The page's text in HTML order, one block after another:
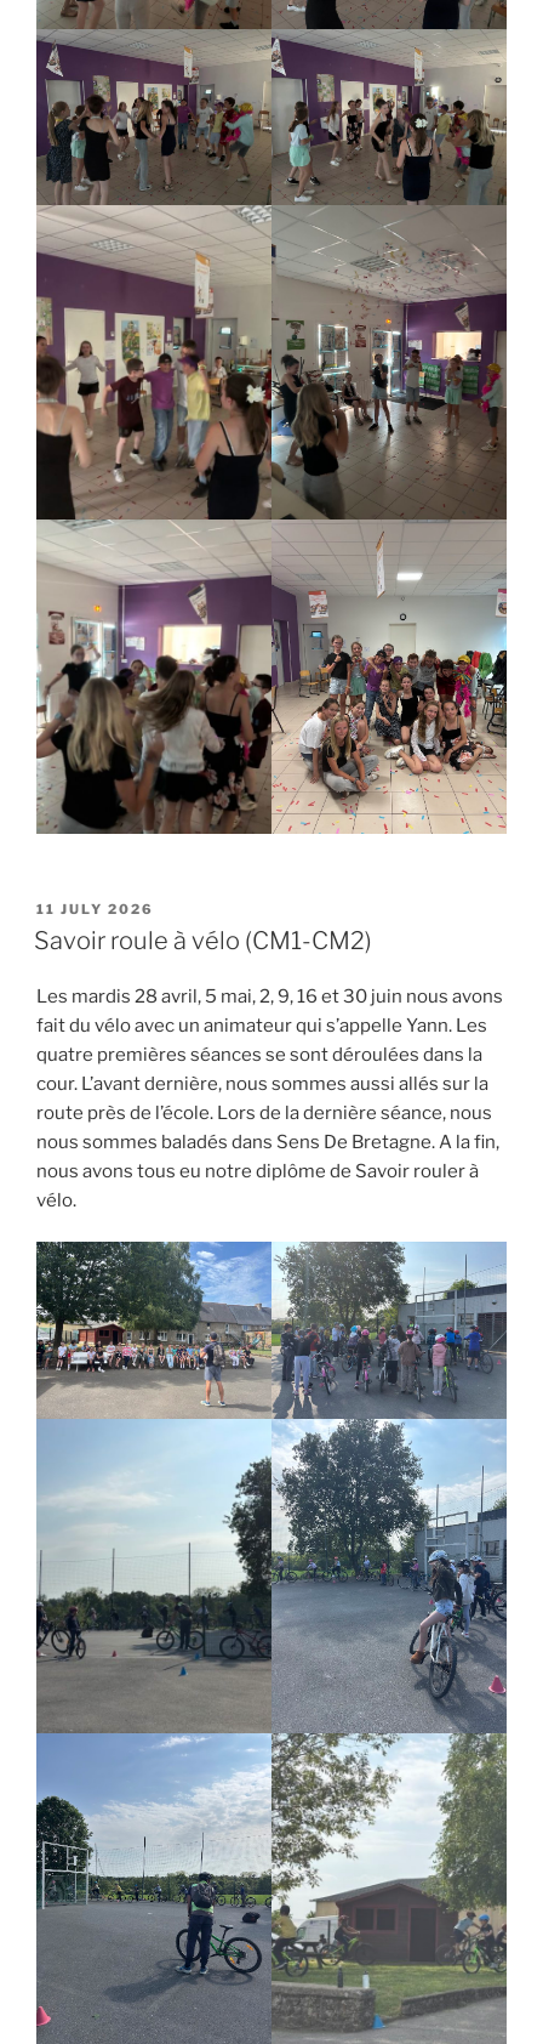
POSTED
ON
11 JULY 2026
Savoir roule à vélo (CM1-CM2)
Les mardis 28 avril, 5 mai, 2, 9, 16 et 30 juin nous avons
fait du vélo avec un animateur qui s’appelle Yann. Les
quatre premières séances se sont déroulées dans la
cour. L’avant dernière, nous sommes aussi allés sur la
route près de l’école. Lors de la dernière séance, nous
nous sommes baladés dans Sens De Bretagne. A la fin,
nous avons tous eu notre diplôme de Savoir rouler à
vélo.